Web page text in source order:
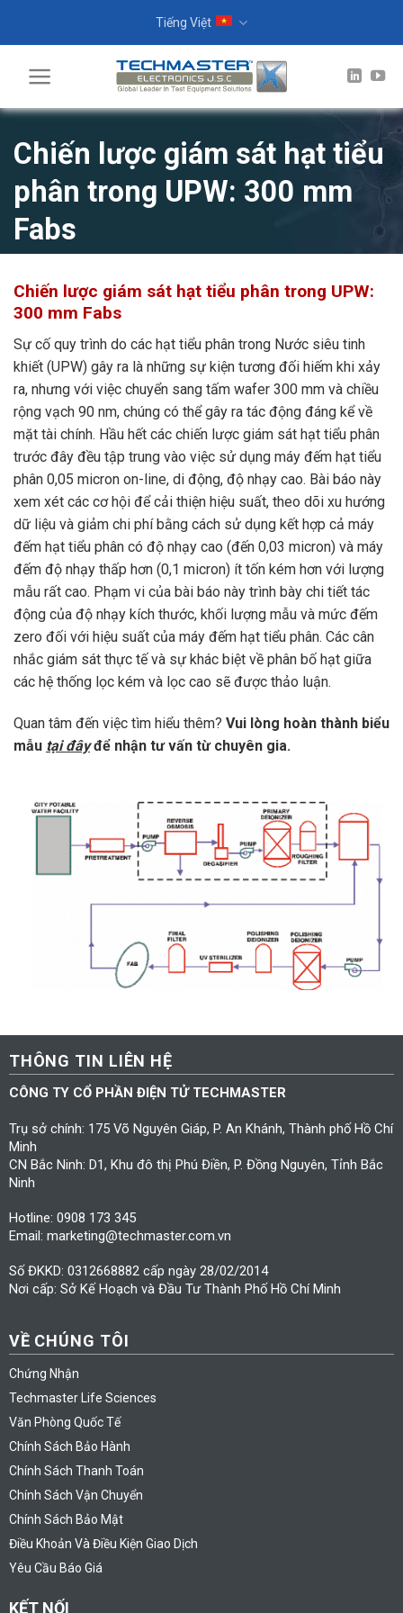
Tiếng Việt
Chiến lược giám sát hạt tiểu
phân trong UPW: 300 mm
Fabs
Chiến lược giám sát hạt tiểu phân trong UPW:
300 mm Fabs
Sự cố quy trình do các hạt tiểu phân trong Nước siêu tinh
khiết (UPW) gây ra là những sự kiện tương đối hiếm khi xảy
ra, nhưng với việc chuyển sang tấm wafer 300 mm và chiều
rộng vạch 90 nm, chúng có thể gây ra tác động đáng kể về
mặt tài chính. Hầu hết các chiến lược giám sát hạt tiểu phân
trước đây đều tập trung vào việc sử dụng máy đếm hạt tiểu
phân 0,05 micron on-line, di động, độ nhạy cao. Bài báo này
xem xét các cơ hội để cải thiện hiệu suất, theo dõi xu hướng
dữ liệu và giảm chi phí bằng cách sử dụng kết hợp cả máy
đếm hạt tiểu phân có độ nhạy cao (đến 0,03 micron) và máy
đếm độ nhạy thấp hơn (0,1 micron) ít tốn kém hơn với lượng
mẫu rất cao. Phạm vi của bài báo này trình bày chi tiết tác
động của độ nhạy kích thước, khối lượng mẫu và mức đếm
zero đối với hiệu suất của máy đếm hạt tiểu phân. Các cân
nhắc giám sát thực tế và sự khác biệt về phân bố hạt giữa
các hệ thống lọc kém và lọc cao sẽ được thảo luận.
Quan tâm đến việc tìm hiểu thêm? Vui lòng hoàn thành biểu
mẫu tại đâyđể nhận tư vấn từ chuyên gia.
THÔNG TIN LIÊN HỆ
CÔNG TY CỔ PHẦN ĐIỆN TỬ TECHMASTER
Trụ sở chính: 175 Võ Nguyên Giáp, P. An Khánh, Thành phố Hồ Chí
Minh
CN Bắc Ninh: D1, Khu đô thị Phú Điền, P. Đồng Nguyên, Tỉnh Bắc
Ninh
Hotline: 0908 173 345
Email: marketing@techmaster.com.vn
Số ĐKKD: 0312668882 cấp ngày 28/02/2014
Nơi cấp: Sở Kế Hoạch và Đầu Tư Thành Phố Hồ Chí Minh
VỀ CHÚNG TÔI
Chứng Nhận
Techmaster Life Sciences
Văn Phòng Quốc Tế
Chính Sách Bảo Hành
Chính Sách Thanh Toán
Chính Sách Vận Chuyển
Chính Sách Bảo Mật
Điều Khoản Và Điều Kiện Giao Dịch
Yêu Cầu Báo Giá
KẾT NỐI